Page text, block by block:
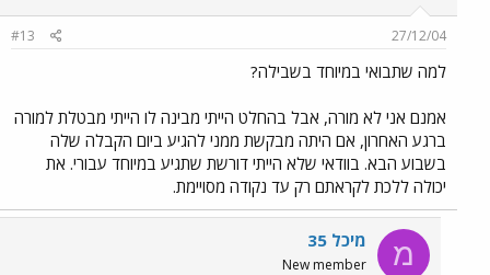
27/12/04
#13
למה שתבואי במיוחד בשבילה?
אמנם אני לא מורה, אבל בהחלט הייתי מבינה לו הייתי מבטלת למורה
ברגע האחרון, אם היתה מבקשת ממני להגיע ביום הקבלה שלה
בשבוע הבא. בוודאי שלא הייתי דורשת שתגיע במיוחד עבורי. את
יכולה ללכת לקראתם רק עד נקודה מסויימת.
מ מיכל 35
New member